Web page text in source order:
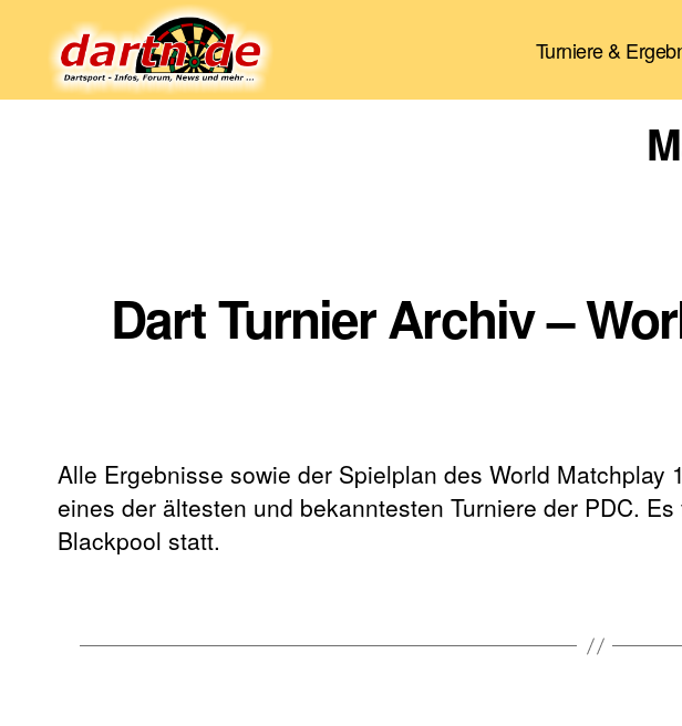
Turniere &
Dart Turnier Archiv –
Alle Ergebnisse sowie der Spielplan des World Matchplay
eines der ältesten und bekanntesten Turniere der PDC.
Blackpool statt.